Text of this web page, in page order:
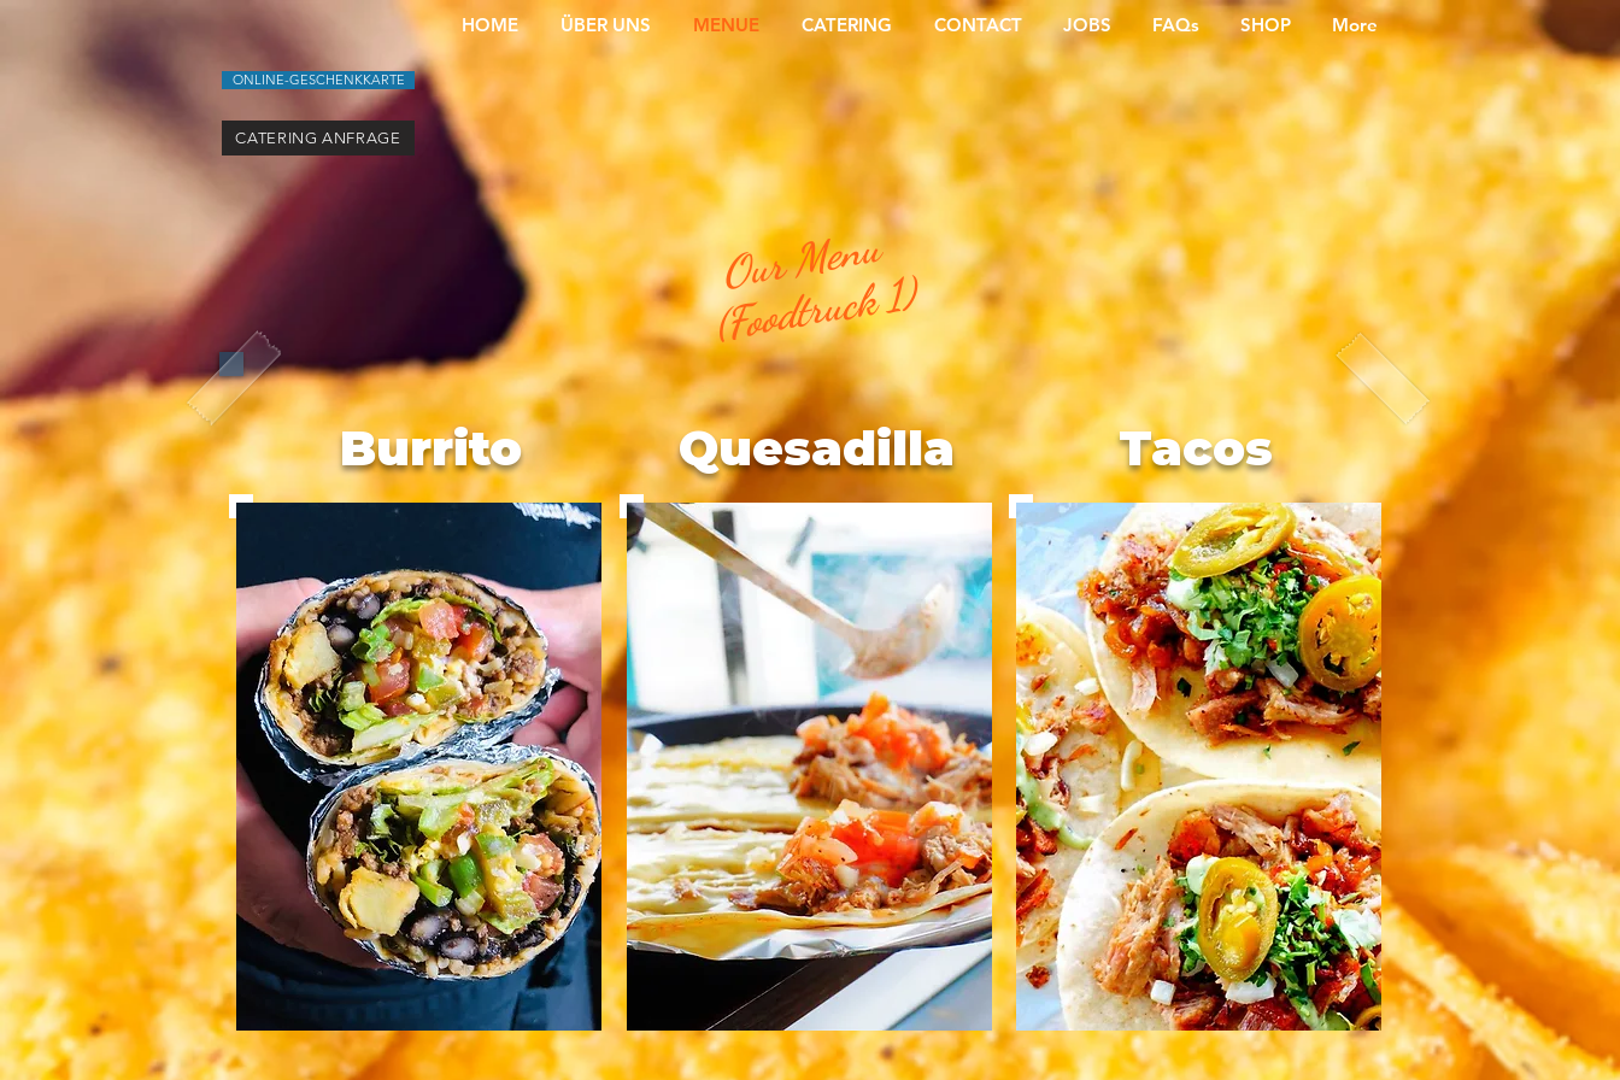
HOME ÜBER UNS MENUE CATERING CONTACT JOBS FAQs SHOP More
ONLINE-GESCHENKKARTE
CATERING ANFRAGE
Our Menu
(Foodtruck 1)
Burrito Quesadilla Tacos